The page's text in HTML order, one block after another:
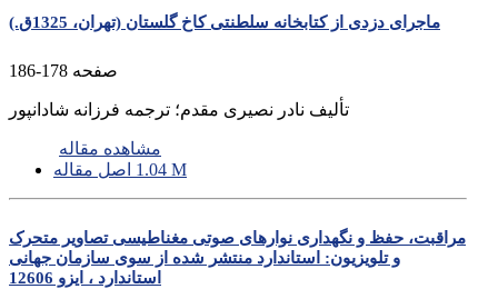
ماجرای دزدی از کتابخانه سلطنتی کاخ گلستان (تهران، 1325ق.)
صفحه 178-186
تألیف نادر نصیری مقدم؛ ترجمه فرزانه شادانپور
مشاهده مقاله
1.04 M
مراقبت، حفظ و نگهداری نوارهای صوتی مغناطیسی تصاویر متحرک
و تلویزیون: استاندارد منتشر شده از سوی سازمان جهانی
استاندارد ، ایزو 12606